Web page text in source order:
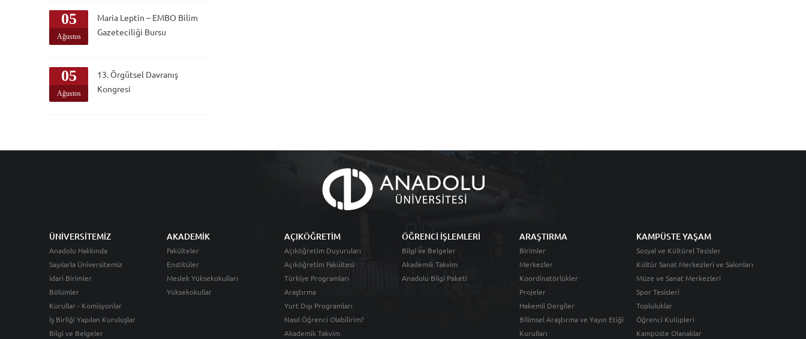
05
Ağustos
Maria Leptin – EMBO Bilim
Gazeteciliği Bursu
05
Ağustos
13. Örgütsel Davranış
Kongresi
ÜNİVERSİTEMİZ
Anadolu Hakkında
Sayılarla Üniversitemiz
İdari Birimler
Bölümler
Kurullar - Komisyonlar
İş Birliği Yapılan Kuruluşlar
Bilgi ve Belgeler
AKADEMİK
Fakülteler
Enstitüler
Meslek Yüksekokulları
Yüksekokullar
AÇIKÖĞRETİM
Açıköğretim Duyuruları
Açıköğretim Fakültesi
Türkiye Programları
Araştırma
Yurt Dışı Programları
Nasıl Öğrenci Olabilirim?
Akademik Takvim
ÖĞRENCİ İŞLEMLERİ
Bilgi ve Belgeler
Akademik Takvim
Anadolu Bilgi Paketi
ARAŞTIRMA
Birimler
Merkezler
Koordinatörlükler
Projeler
Hakemli Dergiler
Bilimsel Araştırma ve Yayın Etiği
Kurulları
KAMPÜSTE YAŞAM
Sosyal ve Kültürel Tesisler
Kültür Sanat Merkezleri ve Salonları
Müze ve Sanat Merkezleri
Spor Tesisleri
Topluluklar
Öğrenci Kulüpleri
Kampüste Olanaklar